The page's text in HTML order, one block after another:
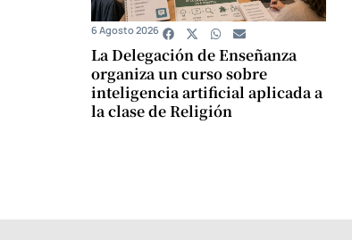
La Delegación de Enseñanza
organiza un curso sobre
inteligencia artificial aplicada a
la clase de Religión
6 Agosto 2026